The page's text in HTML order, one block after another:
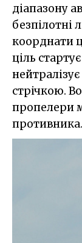
діапазону
безпілотні
коорднати
ціль
стрічкою.
пропелери